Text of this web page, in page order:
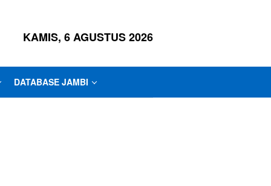
KAMIS, 6 AGUSTUS 2026
DATABASE JAMBI